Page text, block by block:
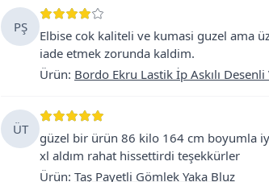
PŞ
Elbise cok kaliteli ve kumasi guzel ama
iade etmek zorunda kaldim.
Ürün: Bordo Ekru Lastik İp Askılı
ÜT
güzel bir ürün 86 kilo 164 cm boyumla
xl aldım rahat hissettirdi teşekkürler
Ürün: Taş Payetli Gömlek Yaka Bluz